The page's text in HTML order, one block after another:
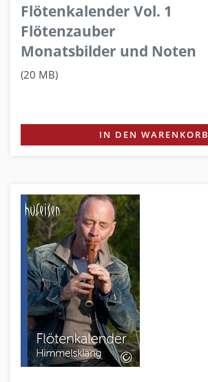
Flötenkalender Vol. 1
Flötenzauber
Monatsbilder und Noten
(20 MB)
IN DEN WARENKORB